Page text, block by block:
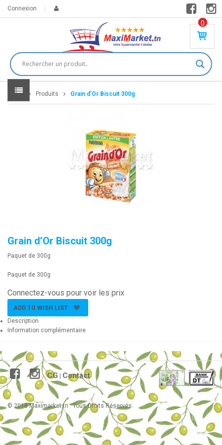
Connexion
0
PR
DU
IT(
S)
Home Produits Grain d’Or Biscuit 300g
Grain d’Or Biscuit 300g
Paquet de 300g
Paquet de 300g
Connectez-vous pour voir les prix
ADD TO WISH LIST
Description
Information complémentaire
CG Contact
© 2018 Maximarket.tn . Tous Droits Réservés.